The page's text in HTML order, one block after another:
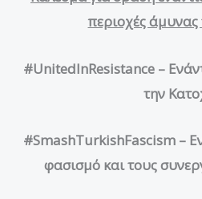
περιοχές
#UnitedInResistance –
την
#SmashTurkishFascism –
φασισμό και τους